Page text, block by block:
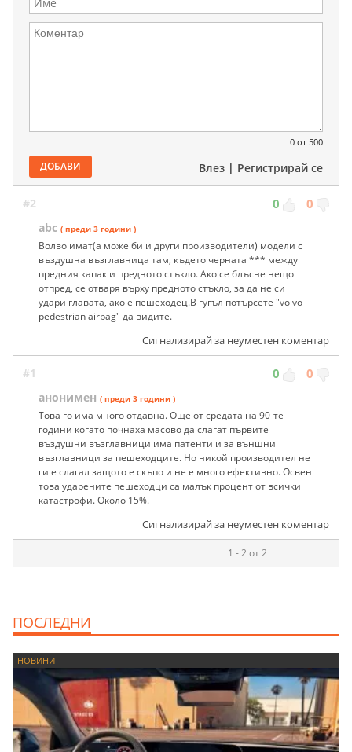
0 от 500
ДОБАВИ Влез | Регистрирай се
#2 0 0
abc ( преди 3 години )
Волво имат(а може би и други производители) модели с
въздушна възглавница там, където черната *** между
предния капак и предното стъкло. Ако се блъсне нещо
отпред, се отваря върху предното стъкло, за да не си
удари главата, ако е пешеходец.В гугъл потърсете "volvo
pedestrian airbag" да видите.
Сигнализирай за неуместен коментар
#1 0 0
анонимен ( преди 3 години )
Това го има много отдавна. Още от средата на 90-те
години когато почнаха масово да слагат първите
въздушни възглавници има патенти и за външни
възглавници за пешеходците. Но никой производител не
ги е слагал защото е скъпо и не е много ефективно. Освен
това ударените пешеходци са малък процент от всички
катастрофи. Около 15%.
Сигнализирай за неуместен коментар
1 - 2 от 2
ПОСЛЕДНИ
НОВИНИ